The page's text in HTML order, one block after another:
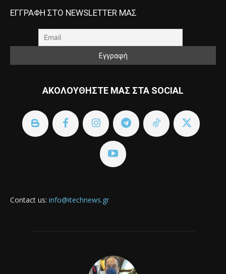
ΕΓΓΡΑΦΗ ΣΤΟ NEWSLETTER ΜΑΣ
ΑΚΟΛΟΥΘΗΣΤΕ ΜΑΣ ΣΤΑ SOCIAL
Contact us: info@itechnews.gr